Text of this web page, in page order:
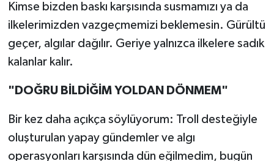
Kimse bizden baskı karşısında susmamızı ya da
ilkelerimizden vazgeçmemizi beklemesin. Gürültü
geçer, algılar dağılır. Geriye yalnızca ilkelere sadık
kalanlar kalır.
"DOĞRU BİLDİĞİM YOLDAN DÖNMEM"
Bir kez daha açıkça söylüyorum: Troll desteğiyle
oluşturulan yapay gündemler ve algı
operasyonları karşısında dün eğilmedim, bugün